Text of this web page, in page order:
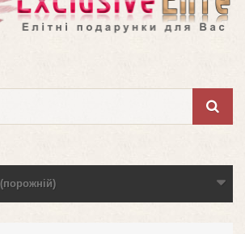
(порожній)